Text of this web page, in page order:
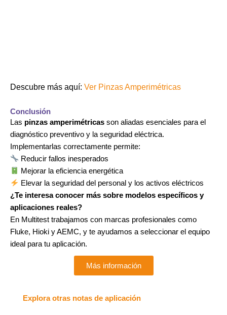
información
Descubre más aquí: Ver Pinzas Amperimétricas
Conclusión
Las pinzas amperimétricas son aliadas esenciales para el
diagnóstico preventivo y la seguridad eléctrica.
Implementarlas correctamente permite:
Reducir fallos inesperados
Mejorar la eficiencia energética
Elevar la seguridad del personal y los activos eléctricos
¿Te interesa conocer más sobre modelos específicos y
aplicaciones reales?
En Multitest trabajamos con marcas profesionales como
Fluke, Hioki y AEMC, y te ayudamos a seleccionar el equipo
ideal para tu aplicación.
Más información
Explora otras notas de aplicación